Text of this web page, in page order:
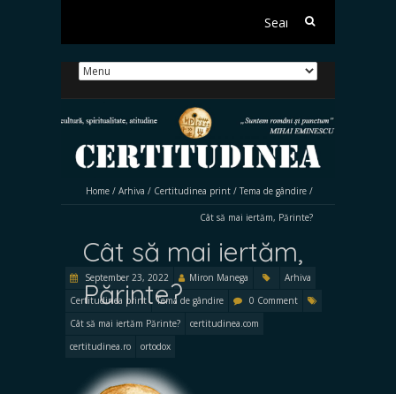
Search
Home / Arhiva / Certitudinea print / Tema de gândire /
Cât să mai iertăm, Părinte?
Cât să mai iertăm,
Părinte?
September 23, 2022 Miron Manega
Arhiva
Certitudinea print
Tema de gândire
0 Comment
Cât să mai iertăm Părinte?
certitudinea.com
certitudinea.ro
ortodox